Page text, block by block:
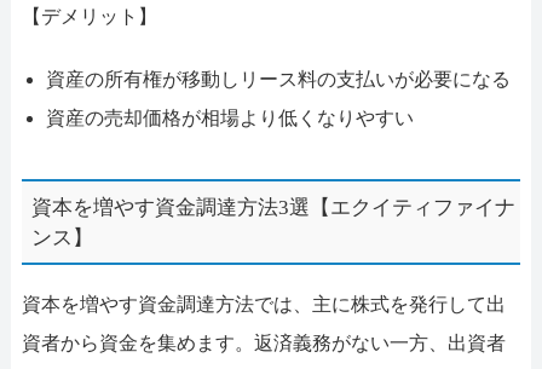
【デメリット】
資産の所有権が移動しリース料の支払いが必要になる
資産の売却価格が相場より低くなりやすい
資本を増やす資金調達方法3選【エクイティファイナ
ンス】
資本を増やす資金調達方法では、主に株式を発行して出
資者から資金を集めます。返済義務がない一方、出資者